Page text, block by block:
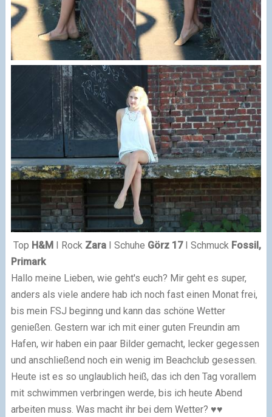
Top H&M I Rock Zara I Schuhe Görz 17 I Schmuck Fossil,
Primark
Hallo meine Lieben, wie geht's euch? Mir geht es super,
anders als viele andere hab ich noch fast einen Monat frei,
bis mein FSJ beginng und kann das schöne Wetter
genießen. Gestern war ich mit einer guten Freundin am
Hafen, wir haben ein paar Bilder gemacht, lecker gegessen
und anschließend noch ein wenig im Beachclub gesessen.
Heute ist es so unglaublich heiß, das ich den Tag vorallem
mit schwimmen verbringen werde, bis ich heute Abend
arbeiten muss. Was macht ihr bei dem Wetter? ♥♥